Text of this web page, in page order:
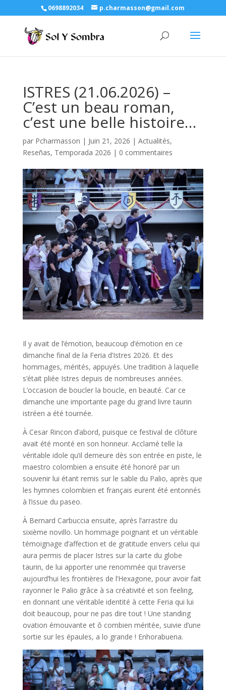
0698892034 p.charmasson@gmail.com
ISTRES (21.06.2026) –
C’est un beau roman,
c’est une belle histoire…
par Pcharmasson | Juin 21, 2026 | Actualités,
Reseñas, Temporada 2026 | 0 commentaires
Il y avait de l’émotion, beaucoup d’émotion en ce
dimanche final de la Feria d’Istres 2026. Et des
hommages, mérités, appuyés. Une tradition à laquelle
s’était pliée Istres depuis de nombreuses années.
L’occasion de boucler la boucle, en beauté. Car ce
dimanche une importante page du grand livre taurin
istréen a été tournée.
À Cesar Rincon d’abord, puisque ce festival de clôture
avait été monté en son honneur. Acclamé telle la
véritable idole qu’il demeure dès son entrée en piste, le
maestro colombien a ensuite été honoré par un
souvenir lui étant remis sur le sable du Palio, après que
les hymnes colombien et français eurent été entonnés
à l’issue du paseo.
À Bernard Carbuccia ensuite, après l’arrastre du
sixième novillo. Un hommage poignant et un véritable
témoignage d’affection et de gratitude envers celui qui
aura permis de placer Istres sur la carte du globe
taurin, de lui apporter une renommée qui traverse
aujourd’hui les frontières de l’Hexagone, pour avoir fait
rayonner le Palio grâce à sa créativité et son feeling,
en donnant une véritable identité à cette Feria qui lui
doit beaucoup, pour ne pas dire tout ! Une standing
ovation émouvante et ô combien méritée, suivie d’une
sortie sur les épaules, a lo grande ! Enhorabuena.